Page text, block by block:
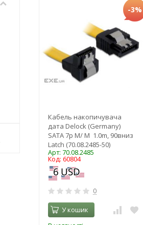
-3%
Кабель накопичувача
дата Delock (Germany)
SATA 7p M/ M 1.0m, 90вниз
Latch (70.08.2485-50)
Арт: 70.08.2485
Код: 60804
0
У кошик